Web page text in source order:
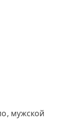
мужской